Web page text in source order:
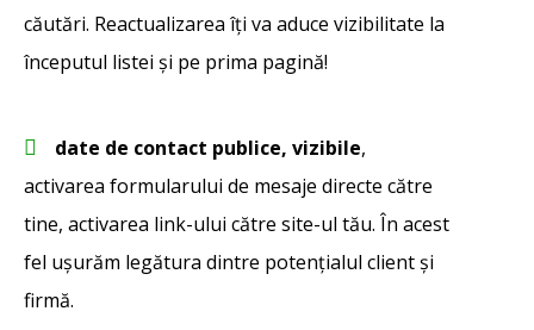
căutări. Reactualizarea îți va aduce vizibilitate la
începutul listei și pe prima pagină!
date de contact publice, vizibile,
activarea formularului de mesaje directe către
tine, activarea link-ului către site-ul tău. În acest
fel ușurăm legătura dintre potențialul client și
firmă.